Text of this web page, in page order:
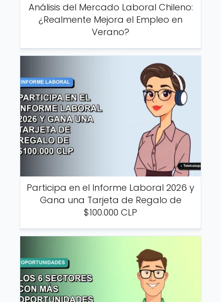
Análisis del Mercado Laboral Chileno:
¿Realmente Mejora el Empleo en
Verano?
Participa en el Informe Laboral 2026 y
Gana una Tarjeta de Regalo de
$100.000 CLP